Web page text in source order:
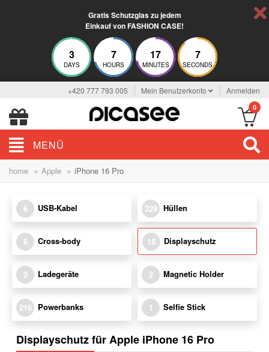
Gratis Schutzglas zu jedem
Einkauf von FASHION CASE!
3
DAYS
7
HOURS
17
MINUTES
6
SECONDS
+420 777 793 005 Mein Benutzerkonto Anmelden
0
MENÜ
home » Apple » iPhone 16 Pro
6 USB-Kabel 229 Hüllen
6 Cross-body 15 Displayschutz
2 Ladegeräte 2 Magnetic Holder
216 Powerbanks 1 Selfie Stick
Displayschutz für Apple iPhone 16 Pro